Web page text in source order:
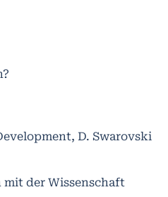
D. Swarovski
mit der Wissenschaft